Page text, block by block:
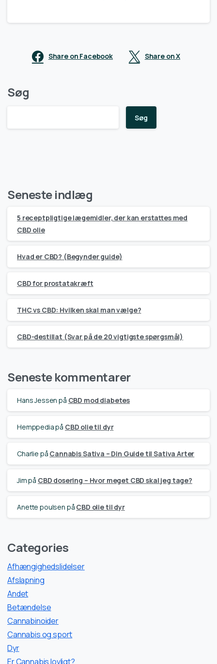
Share on Facebook Share on X
Søg
Søg
Seneste indlæg
5 receptpligtige lægemidler, der kan erstattes med
CBD olie
Hvad er CBD? (Begynder guide)
CBD for prostatakræft
THC vs CBD: Hvilken skal man vælge?
CBD-destillat (Svar på de 20 vigtigste spørgsmål)
Seneste kommentarer
Hans Jessen på CBD mod diabetes
Hemppediapå CBD olie til dyr
Charlie på Cannabis Sativa – Din Guide til Sativa Arter
Jimpå CBD dosering – Hvor meget CBD skal jeg tage?
Anette poulsen på CBD olie til dyr
Categories
Afhængighedslidelser
Afslapning
Andet
Betændelse
Cannabinoider
Cannabis og sport
Dyr
Er Cannabis lovligt?